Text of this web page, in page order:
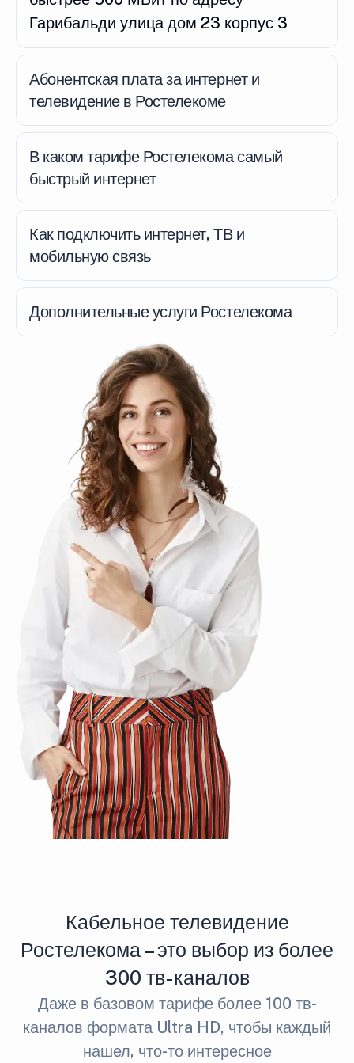
Гарибальди улица дом 23 корпус 3
Абонентская плата за интернет и
телевидение в Ростелекоме
В каком тарифе Ростелекома самый
быстрый интернет
Как подключить интернет, ТВ и
мобильную связь
Дополнительные услуги Ростелекома
Кабельное телевидение
Ростелекома – это выбор из более
300 тв-каналов
Даже в базовом тарифе более 100 тв-
каналов формата Ultra HD, чтобы каждый
нашел, что-то интересное